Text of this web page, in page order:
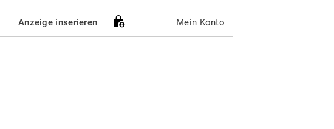
Anzeige inserieren Mein Konto